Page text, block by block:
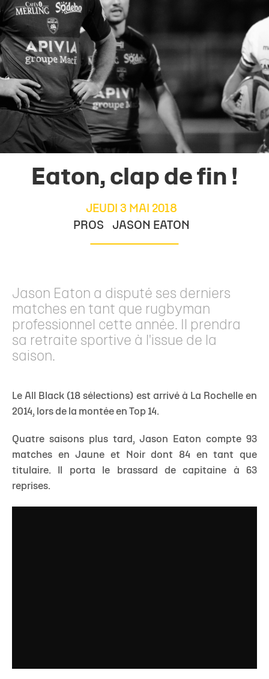
Eaton, clap de fin !
JEUDI 3 MAI 2018
PROS
JASON EATON
Jason Eaton a disputé ses derniers
matches en tant que rugbyman
professionnel cette année. Il prendra
sa retraite sportive à l'issue de la
saison.
Le All Black (18 sélections) est arrivé à La Rochelle en
2014, lors de la montée en Top 14.
Quatre saisons plus tard, Jason Eaton compte 93
matches en Jaune et Noir dont 84 en tant que
titulaire. Il porta le brassard de capitaine à 63
reprises.